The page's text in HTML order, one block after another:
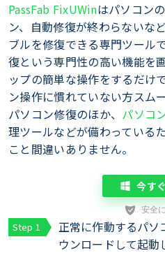
PassFab FixUWinはパソコン
ン、自動修復が終わらないな
ブルを修復できる専門ツール
復という専門性の高い機能を
ップの簡単な操作をするだけ
ン操作に慣れていない方スム
パソコン修復のほか、 パソコ
理ツールなどが備わっている
こと間違いありません。
今す
正常に作動するパソ
ウンロードして起動